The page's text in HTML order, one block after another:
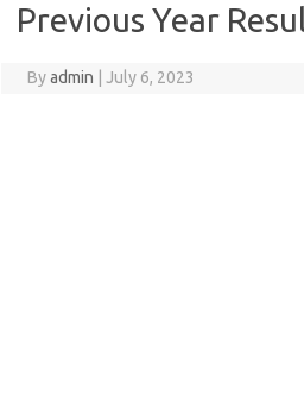
Previous Year
Byadmin July 6, 2023